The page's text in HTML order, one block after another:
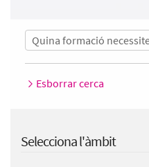
Esborrar cerca
Selecciona l'àmbit